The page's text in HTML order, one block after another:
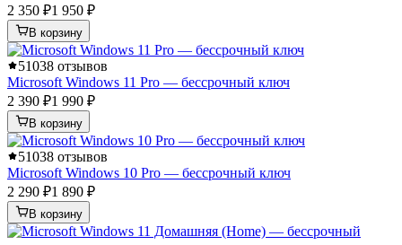
2 350 ₽1 950 ₽
В корзину
51038 отзывов
Microsoft Windows 11 Pro — бессрочный ключ
2 390 ₽1 990 ₽
В корзину
51038 отзывов
Microsoft Windows 10 Pro — бессрочный ключ
2 290 ₽1 890 ₽
В корзину